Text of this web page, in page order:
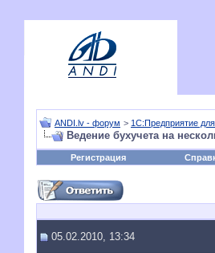
ANDI.lv - форум > 1С:Предприятие
Ведение бухучета на
Регистрация
05.02.2010, 13:34